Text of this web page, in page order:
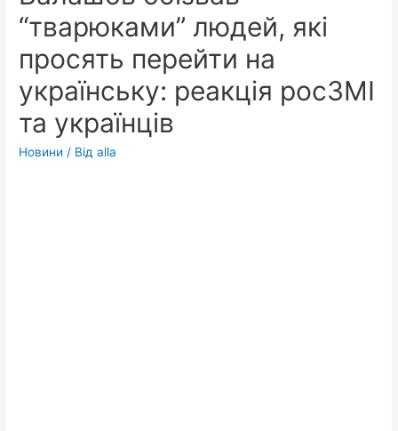
“тварюками” людей, які
просять перейти на
українську: реакція росЗМІ
та українців
Новини / Відalla